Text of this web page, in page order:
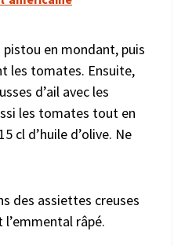
pistou en mondant, puis
les tomates. Ensuite,
d’ail avec les
les tomates tout en
cl d’huile d’olive. Ne
des assiettes creuses
râpé.